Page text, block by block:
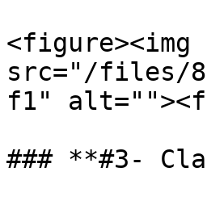
<figure><img
src="/files/
f1"
### **#3-